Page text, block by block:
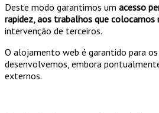
Deste modo garantimos um acesso
rapidez, aos trabalhos que
intervenção de terceiros.
O alojamento web é garantido para
desenvolvemos, embora
externos.